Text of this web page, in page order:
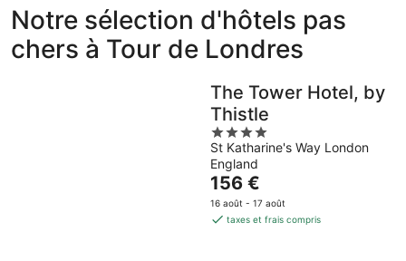
de
Tour
de
Londres
de
Tour
de
Londres
pour
demain
soir,
août
août
près
Londres
prochain
Notre sélection d'hôtels pas
chers à Tour de Londres
The Tower Hotel, by
Thistle
4
out
of
5
St Katharine's Way London
England
Le
prix
est
156 €
16 août - 17 août
taxes et frais compris